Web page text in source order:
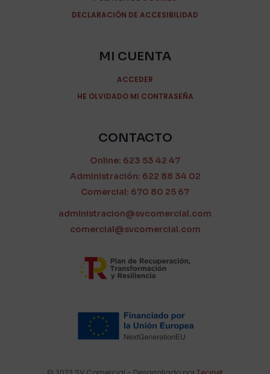
DECLARACIÓN DE ACCESIBILIDAD
MI CUENTA
ACCEDER
HE OLVIDADO MI CONTRASEÑA
CONTACTO
Online: 623 53 42 47
Administración: 622 88 34 02
Comercial: 670 80 25 67
administracion@svcomercial.com
comercial@svcomercial.com